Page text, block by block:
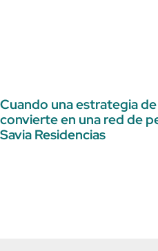
Cuando una estrategia
convierte en una red de
Savia Residencias